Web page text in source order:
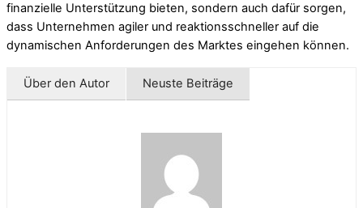
finanzielle Unterstützung bieten, sondern auch dafür sorgen,
dass Unternehmen agiler und reaktionsschneller auf die
dynamischen Anforderungen des Marktes eingehen können.
Über den Autor Neuste Beiträge